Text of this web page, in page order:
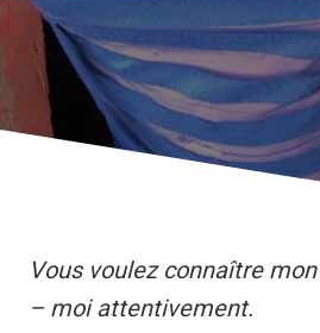
Vous voulez connaître
– moi attentivement.